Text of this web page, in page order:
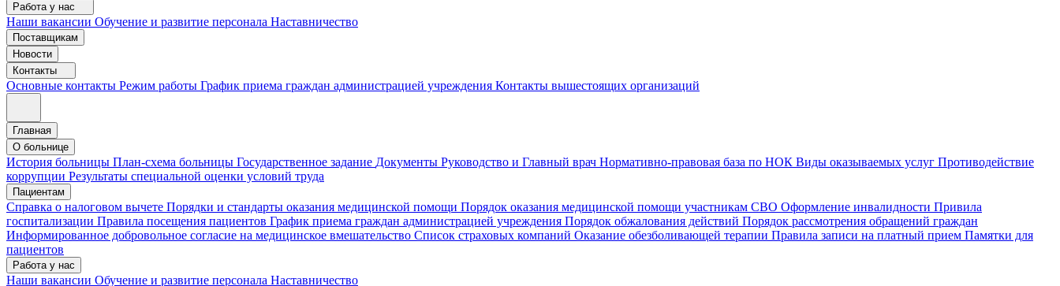
Работа у нас
Наши вакансии Обучение и развитие персонала Наставничество
Поставщикам
Новости
Контакты
Основные контакты Режим работы График приема граждан администрацией учреждения Контакты вышестоящих организаций
Главная
О больнице
История больницы План-схема больницы Государственное задание Документы Руководство и Главный врач Нормативно-правовая база по НОК Виды оказываемых услуг Противодействие
коррупции Результаты специальной оценки условий труда
Пациентам
Справка о налоговом вычете Порядки и стандарты оказания медицинской помощи Порядок оказания медицинской помощи участникам СВО Оформление инвалидности Привила
госпитализации Правила посещения пациентов График приема граждан администрацией учреждения Порядок обжалования действий Порядок рассмотрения обращений граждан
Информированное добровольное согласие на медицинское вмешательство Список страховых компаний Оказание обезболивающей терапии Правила записи на платный прием Памятки для
пациентов
Работа у нас
Наши вакансии Обучение и развитие персонала Наставничество